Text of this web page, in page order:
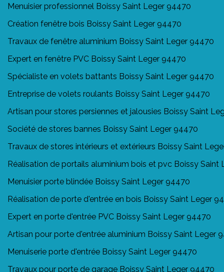
Menuisier professionnel Boissy Saint Leger 94470
Création fenêtre bois Boissy Saint Leger 94470
Travaux de fenêtre aluminium Boissy Saint Leger 94470
Expert en fenêtre PVC Boissy Saint Leger 94470
Spécialiste en volets battants Boissy Saint Leger 94470
Entreprise de volets roulants Boissy Saint Leger 94470
Artisan pour stores persiennes et jalousies Boissy Saint
Société de stores bannes Boissy Saint Leger 94470
Travaux de stores intérieurs et extérieurs Boissy Saint
Réalisation de portails aluminium bois et pvc Boissy Saint
Menuisier porte blindée Boissy Saint Leger 94470
Réalisation de porte d'entrée en bois Boissy Saint Leger
Expert en porte d'entrée PVC Boissy Saint Leger 94470
Artisan pour porte d'entrée aluminium Boissy Saint Leger
Menuiserie porte d'entrée Boissy Saint Leger 94470
Travaux pour porte de garage Boissy Saint Leger 94470